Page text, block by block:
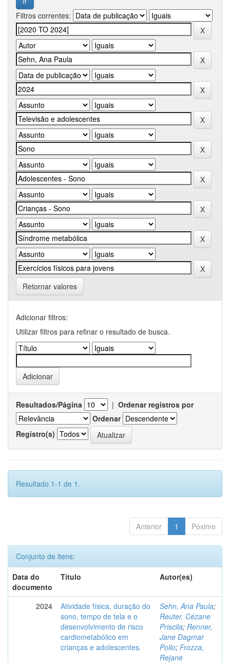
Filtros correntes:
Retornar valores
Adicionar filtros:
Utilizar filtros para refinar o resultado de busca.
Resultados/Página | Ordenar registros por
Ordenar
Registro(s)
Resultado 1-1 de 1.
Anterior 1 Póximo
Conjunto de itens:
Data do
documento
Título Autor(es)
2024
Atividade física, duração do
sono, tempo de tela e o
desenvolvimento de risco
cardiometabólico em
crianças e adolescentes.
Sehn, Ana Paula;
Reuter, Cézane
Priscila; Renner,
Jane Dagmar
Pollo; Frozza,
Rejane